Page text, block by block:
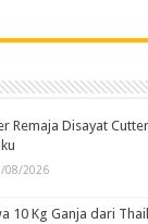
Remaja Disayat
08/2026
10 Kg Ganja dari